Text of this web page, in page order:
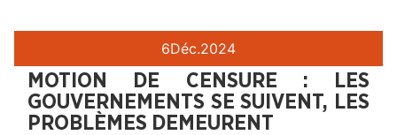
6Déc.2024
MOTION DE CENSURE : LES
GOUVERNEMENTS SE SUIVENT, LES
PROBLÈMES DEMEURENT